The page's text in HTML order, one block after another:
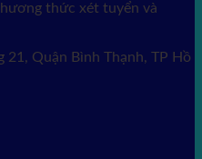
thức xét tuyển và
21, Quận Bình Thạnh, TP Hồ